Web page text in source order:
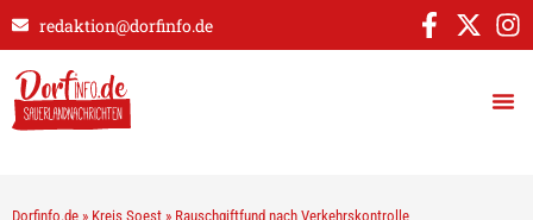
redaktion@dorfinfo.de
Dorfinfo.de » Kreis Soest » Rauschgiftfund nach Verkehrskontrolle